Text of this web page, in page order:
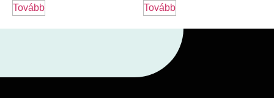
Tovább Tovább